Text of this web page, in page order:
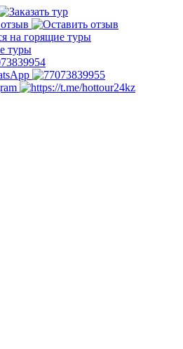
на горящие туры